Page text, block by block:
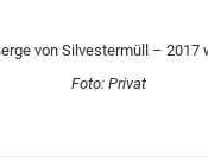
von Silvestermüll – 2017
Foto: Privat